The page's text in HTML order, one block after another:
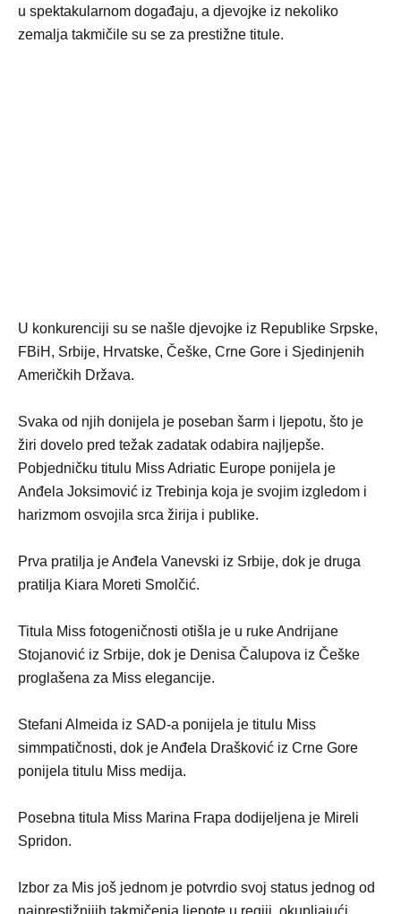
u spektakularnom događaju, a djevojke iz nekoliko
zemalja takmičile su se za prestižne titule.
U konkurenciji su se našle djevojke iz Republike Srpske,
FBiH, Srbije, Hrvatske, Češke, Crne Gore i Sjedinjenih
Američkih Država.
Svaka od njih donijela je poseban šarm i ljepotu, što je
žiri dovelo pred težak zadatak odabira najljepše.
Pobjedničku titulu Miss Adriatic Europe ponijela je
Anđela Joksimović iz Trebinja koja je svojim izgledom i
harizmom osvojila srca žirija i publike.
Prva pratilja je Anđela Vanevski iz Srbije, dok je druga
pratilja Kiara Moreti Smolčić.
Titula Miss fotogeničnosti otišla je u ruke Andrijane
Stojanović iz Srbije, dok je Denisa Čalupova iz Češke
proglašena za Miss elegancije.
Stefani Almeida iz SAD-a ponijela je titulu Miss
simmpatičnosti, dok je Anđela Drašković iz Crne Gore
ponijela titulu Miss medija.
Posebna titula Miss Marina Frapa dodijeljena je Mireli
Spridon.
Izbor za Mis još jednom je potvrdio svoj status jednog od
najprestižnijih takmičenja ljepote u regiji, okupljajući